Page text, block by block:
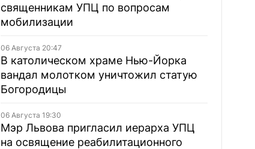
священникам УПЦ по вопросам
мобилизации
06 Августа 20:47
В католическом храме Нью-Йорка
вандал молотком уничтожил статую
Богородицы
06 Августа 19:30
Мэр Львова пригласил иерарха УПЦ
на освящение реабилитационного